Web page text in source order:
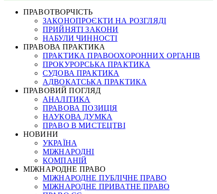
ПРАВОТВОРЧІСТЬ
ЗАКОНОПРОЄКТИ НА РОЗГЛЯДІ
ПРИЙНЯТІ ЗАКОНИ
НАБУЛИ ЧИННОСТІ
ПРАВОВА ПРАКТИКА
ПРАКТИКА ПРАВООХОРОННИХ ОРГАНІВ
ПРОКУРОРСЬКА ПРАКТИКА
СУДОВА ПРАКТИКА
АДВОКАТСЬКА ПРАКТИКА
ПРАВОВИЙ ПОГЛЯД
АНАЛІТИКА
ПРАВОВА ПОЗИЦІЯ
НАУКОВА ДУМКА
ПРАВО В МИСТЕЦТВІ
НОВИНИ
УКРАЇНА
МІЖНАРОДНІ
КОМПАНІЙ
МІЖНАРОДНЕ ПРАВО
МІЖНАРОДНЕ ПУБЛІЧНЕ ПРАВО
МІЖНАРОДНЕ ПРИВАТНЕ ПРАВО